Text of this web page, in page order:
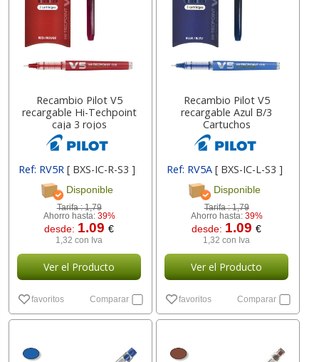
Recambio Pilot V5
recargable Hi-Techpoint
caja 3 rojos
Ref: RV5R[ BXS-IC-R-S3 ]
Disponible
Tarifa :1,79
Ahorro hasta: 39%
desde: 1.09€
1,32 con Iva
Ver el Producto
favoritos Comparar
Recambio Pilot V5
recargable Azul B/3
Cartuchos
Ref: RV5A [ BXS-IC-L-S3 ]
Disponible
Tarifa :1,79
Ahorro hasta: 39%
desde: 1.09€
1,32 con Iva
Ver el Producto
favoritos Comparar